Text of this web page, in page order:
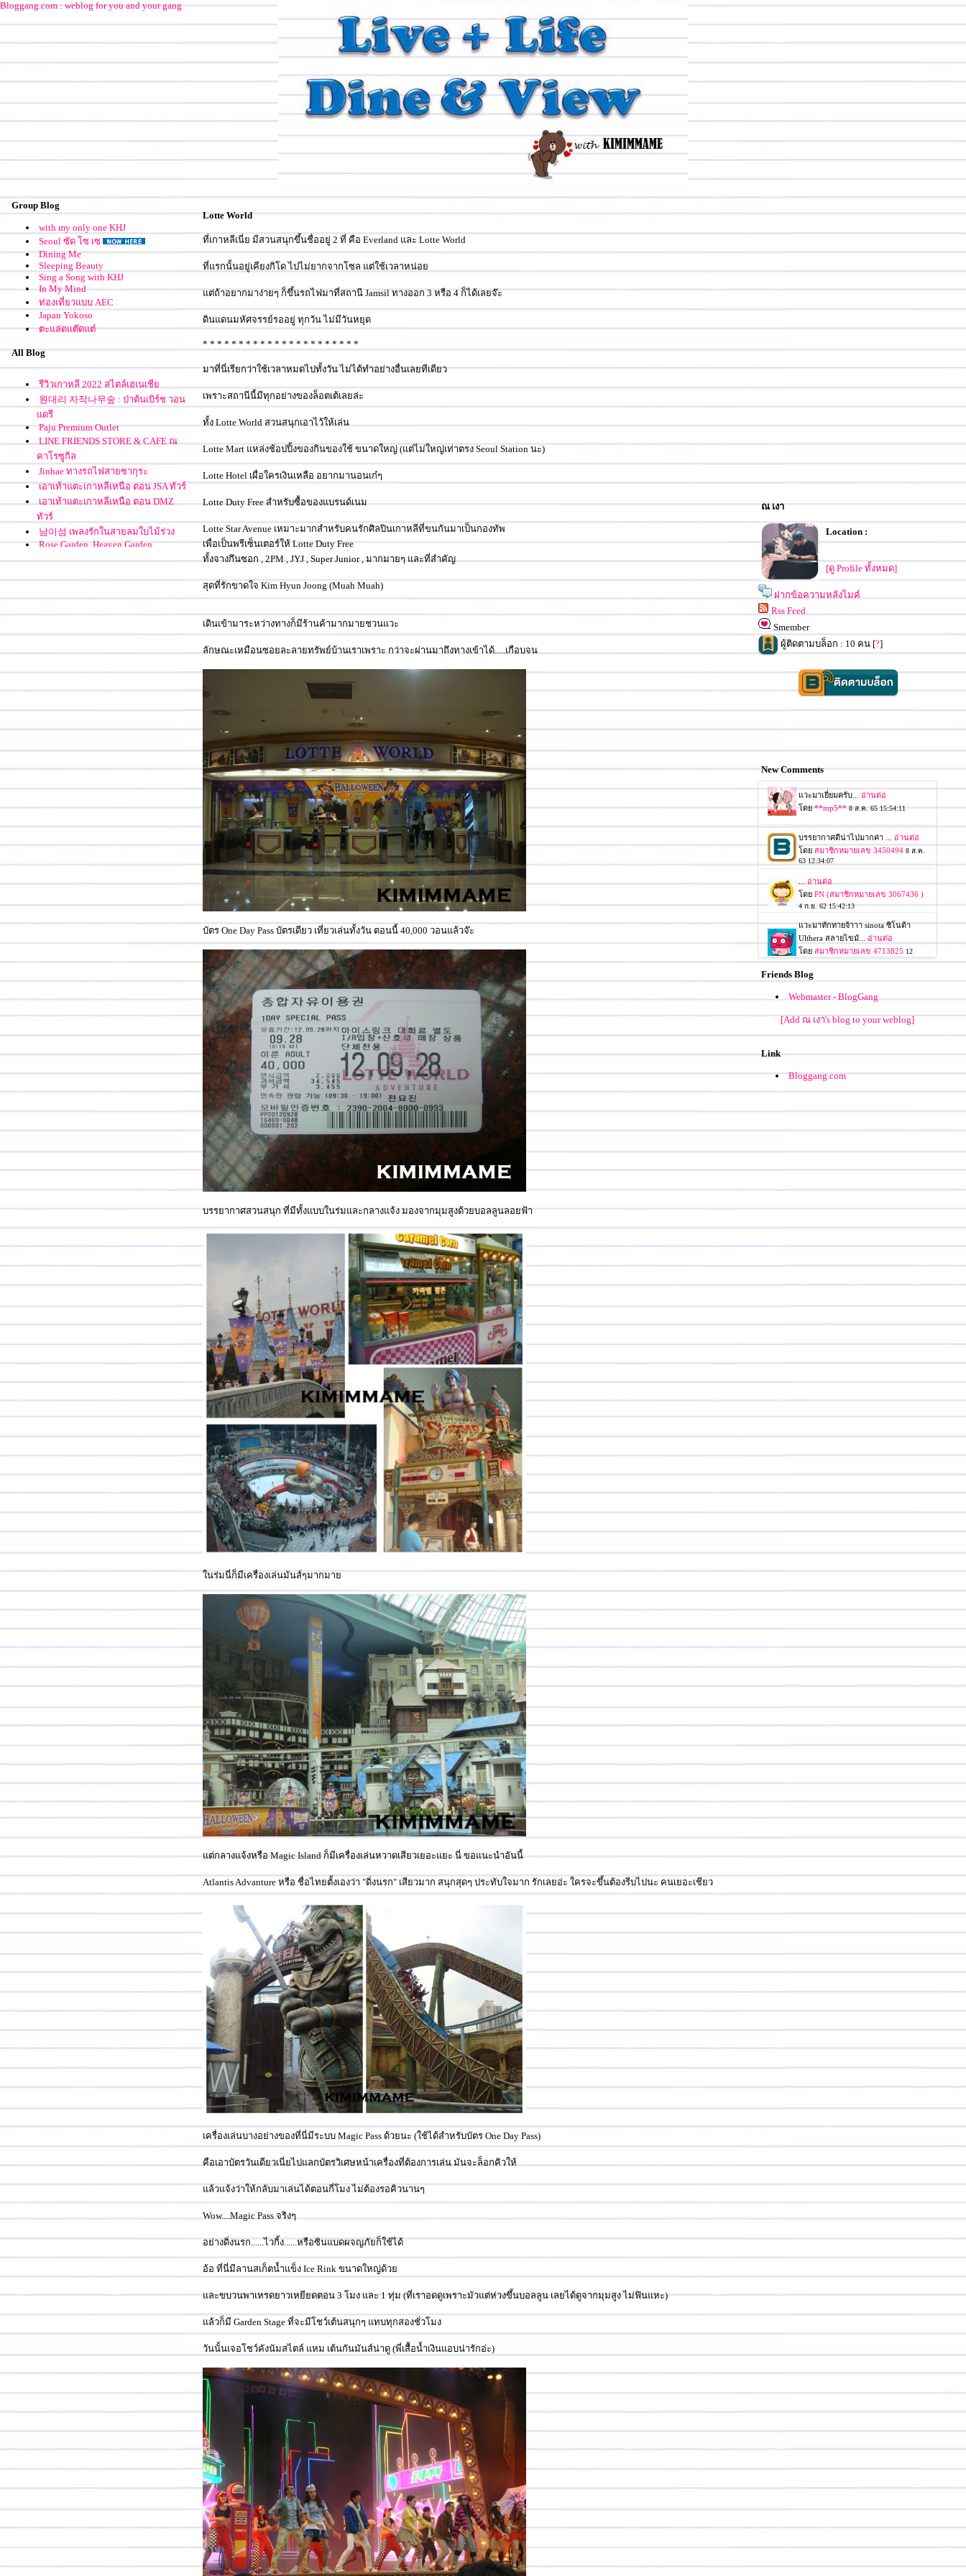
Bloggang.com : weblog for you and your gang
Group Blog
with my only one KHJ
Seoul ซัด โซ เซ
Dining Me
Sleeping Beauty
Sing a Song with KHJ
In My Mind
ท่องเที่ยวแบบ AEC
Japan Yokoso
ตะแล่ดแต๊ดแต๋
All Blog
รีวิวเกาหลี 2022 สไตล์เฮเนเชี
원대리 자작나무숲 : ป่าต้นเบิร์ช วอน
ดรี
Paju Premium Outlet
LINE FRIENDS STORE & CAFE ณ
คาโรซูกิล
Jinhae ทางรถไฟสายซากุระ
เอาเท้าแตะเกาหลีเหนือ ตอน JSA ทัวร์
เอาเท้าแตะเกาหลีเหนือ ตอน DMZ
ทัวร์
남이섬 เพลงรักในสายลมใบไม้ร่วง
Rose Garden, Heaven Garden
เมืองโซล
มากด ATM ที่เกาหลีกันเถอะ
Bunpo Bridge
Seoraksan : อุทยานแสนสว
Lotte Star Avenue
Lotte World
ที่เกาหลีเนี่ย มีสวนสนุกขึ้นชื่ออยู่ 2 ที่ คือ Everland และ Lotte World
ที่แรกนั้นอยู่เคียงกิโด ไปไม่ยากจากโซล แต่ใช้เวลาหน่อ
ต่ถ้าอยากมาง่ายๆ ก็ขึ้นรถไฟมาที่สถานี Jamsil ทางออก 3 หรือ 4 ก็ได้เลยจ๊ะ
ดินแดนมหัศจรรย์รออยู่ ทุกวัน ไม่มีวันหยุด
* * * * * * * * * * * * * * * * * * * * * *
มาที่นี่เรียกว่าใช้เวลาหมดไปทั้งวัน ไม่ได้ทำอย่างอื่นเลยทีเดียว
เพราะสถานีนี้มีทุกอย่างของล็อตเต้เลยล่ะ
ทั้ง Lotte World สวนสนุกเอาไว้ให้เล่น
Lotte Mart แหล่งช้อปปิ้งของกินของใช้ ขนาดใหญ่ (แต่ไม่ใหญ่เท่าตรง Seoul Station นะ)
Lotte Hotel เผื่อใครเงินเหลือ อยากมานอนเก๋ๆ
Lotte Duty Free สำหรับซื้อของแบรนด์เนม
Lotte Star Avenue เหมาะมากสำหรับคนรักศิลปินเกาหลีที่ขนกันมาเป็นกองทัพ
เพื่อเป็นพรีเซ็นเตอร์ให้ Lotte Duty Free
ทั้งจางกึนซอก , 2PM , JYJ , Super Junior , มากมายๆ และที่สำคัญ
สุดที่รักขาดใจ Kim Hyun Joong (Muah Muah)
เดินเข้ามาระหว่างทางก็มีร้านค้ามากมายชวนแวะ
ลักษณะเหมือนซอยละลายทรัพย์บ้านเราเพราะ กว่าจะผ่านมาถึงทางเข้าได้.....เกือบจน
บัตร One Day Pass บัตรเดียว เที่ยวเล่นทั้งวัน ตอนนี้ 40,000 วอนแล้วจ๊ะ
บรรยากาศสวนสนุก ที่มีทั้งแบบในร่มและกลางแจ้ง มองจากมุมสูงด้วยบอลลูนลอยฟ้า
นร่มนี่ก็มีเครื่องเล่นมันส์ๆมากมา
ต่กลางแจ้งหรือ Magic Island ก็มีเครื่องเล่นหวาดเสียวเยอะแยะ นี่ ขอแนะนำอันนี้
Atlantis Advanture หรือ ชื่อไทยตั้งเองว่า "ดิ่งนรก" เสียวมาก สนุกสุดๆ ประทับใจมาก รักเลยอ่ะ ใครจะขึ้นต้องรีบไปนะ คนเยอะเชียว
เครื่องเล่นบางอย่างของที่นี่มีระบบ Magic Pass ด้วยนะ (ใช้ได้สำหรับบัตร One Day Pass)
คือเอาบัตรวันเดียวเนี่ยไปแลกบัตรวิเศษหน้าเครื่องที่ต้องการเล่น มันจะล็อกคิวให้
ล้วแจ้งว่าให้กลับมาเล่นได้ตอนกี่โมง ไม่ต้องรอคิวนานๆ
Wow....Magic Pass จริงๆ
อย่างดิ่งนรก......ไวกิ้ง......หรือซินแบดผจญภัยก็ใช้ได้
อ้อ ที่นี่มีลานสเก็ตน้ำแข็ง Ice Rink ขนาดใหญ่ด้ว
ละขบวนพาเหรดยาวเหยียดตอน 3 โมง และ 1 ทุ่ม (ที่เราอดดูเพราะมัวแต่ห่วงขึ้นบอลลูน เลยได้ดูจากมุมสูง ไม่ฟินแหะ)
ล้วก็มี Garden Stage ที่จะมีโชว์เต้นสนุกๆ แทบทุกสองชั่วโมง
วันนั้นเจอโชว์คังนัมสไตล์ แหม เต้นกันมันส์น่าดู (พี่เสื้อน้ำเงินแอบน่ารักอ่ะ)
ณ เงา
Location :
[ดู Profile ทั้งหมด]
ฝากข้อความหลังไมค์
Rss Feed
Smember
ผู้ติดตามบล็อก : 10 คน [?]
New Comments
Friends Blog
Webmaster - BlogGang
[Add ณ เงา's blog to your weblog]
Link
Bloggang.com